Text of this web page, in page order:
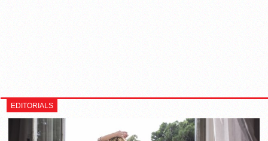
EDITORIALS